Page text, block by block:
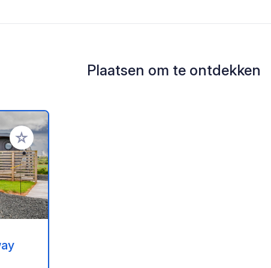
Plaatsen om te ontdekken
Voeg toe aan je favorieten